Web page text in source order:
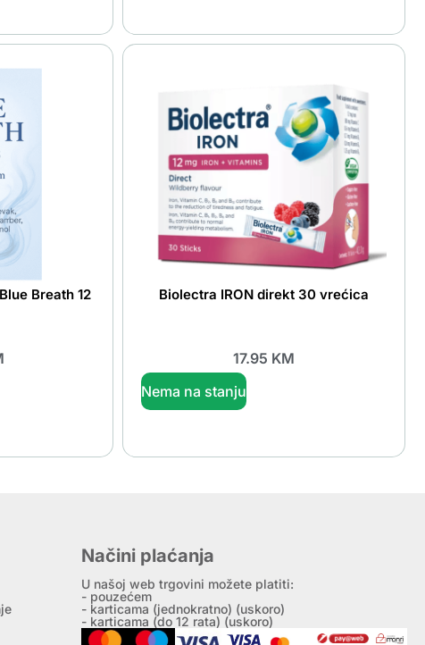
Breath 12
Biolectra IRON direkt 30 vrećica
17.95 KM
Nema na stanju
Načini plaćanja
U našoj web trgovini možete platiti:
- pouzećem
- karticama (jednokratno) (uskoro)
- karticama (do 12 rata) (uskoro)